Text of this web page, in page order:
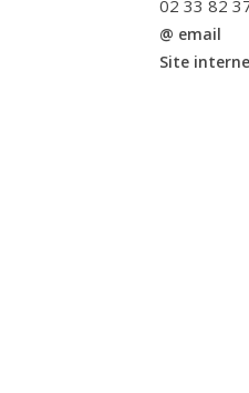
02 33 82
@ email
Site